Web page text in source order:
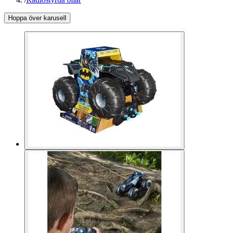
Hoppa över karusell